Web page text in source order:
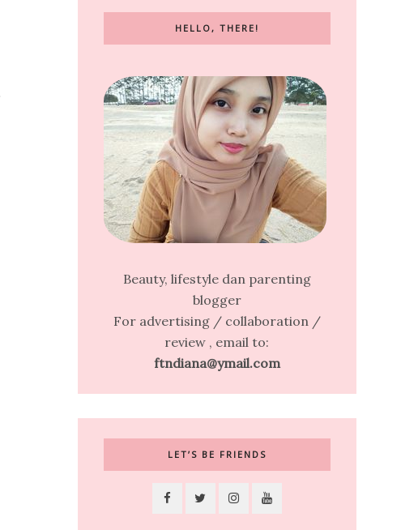
HELLO, THERE!
Beauty, lifestyle dan parenting
blogger
For advertising / collaboration /
review , email to:
ftndiana@ymail.com
LET’S BE FRIENDS